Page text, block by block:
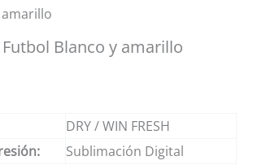
Blanco y amarillo
DRY / WIN FRESH
Sublimación Digital